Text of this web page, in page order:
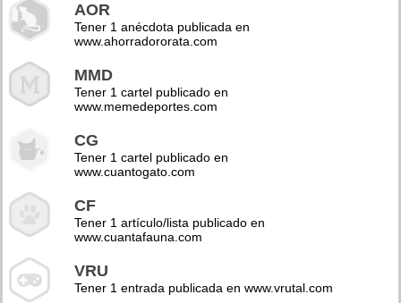
AOR
Tener 1 anécdota publicada en
www.ahorradororata.com
MMD
Tener 1 cartel publicado en
www.memedeportes.com
CG
Tener 1 cartel publicado en
www.cuantogato.com
CF
Tener 1 artículo/lista publicado en
www.cuantafauna.com
VRU
Tener 1 entrada publicada en www.vrutal.com